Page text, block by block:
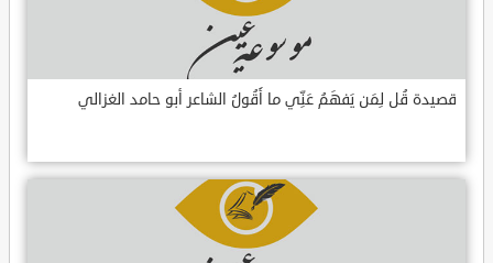
قصيدة قُل لِمَن يَفهَمُ عَنِّي ما أَقُولُ الشاعر أبو حامد الغزالي